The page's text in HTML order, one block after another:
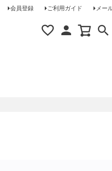
会員登録 ご利用ガイド メー